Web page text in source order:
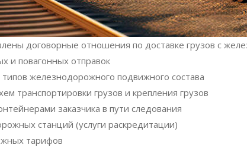
договорные отношения по доставке грузов с
и повагонных отправок
типов железнодорожного подвижного состава
транспортировки грузов и крепления грузов
заказчика в пути следования
станций (услуги раскредитации)
тарифов